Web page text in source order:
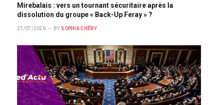
Mirebalais : vers un tournant sécuritaire après la
dissolution du groupe « Back-Up Feray » ?
27/07/2026 BY SOPHIA CHÉRY